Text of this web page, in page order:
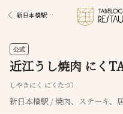
新日本橋駅グルメ
公式
近江うし焼肉 にく
しやきにく にくたつ）
新日本橋駅 / 焼肉、ステーキ、